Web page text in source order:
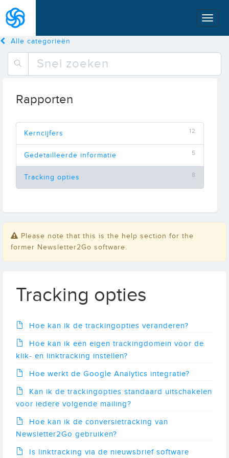
Alle categorieën
Rapporten
12
Kerncijfers
5
Gedetailleerde informatie
8
Tracking opties
Please note that this is the help section for the
former Newsletter2Go software.
Tracking opties
Hoe kan ik de trackingopties veranderen?
Hoe kan ik een eigen trackingdomein voor de
klik- en linktracking instellen?
Hoe werkt de Google Analytics integratie?
Kan ik de trackingopties standaard uitschakelen
voor iedere volgende mailing?
Hoe kan ik de conversietracking van
Newsletter2Go gebruiken?
Is linktracking via de nieuwsbrief software